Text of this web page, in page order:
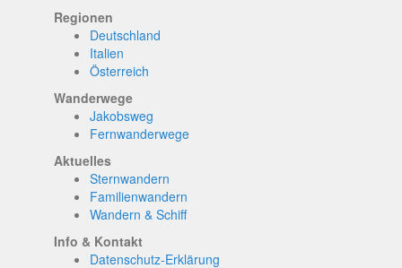
Regionen
Deutschland
Italien
Österreich
Wanderwege
Jakobsweg
Fernwanderwege
Aktuelles
Sternwandern
Familienwandern
Wandern & Schiff
Info & Kontakt
Datenschutz-Erklärung